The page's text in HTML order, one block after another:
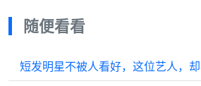
随便看看